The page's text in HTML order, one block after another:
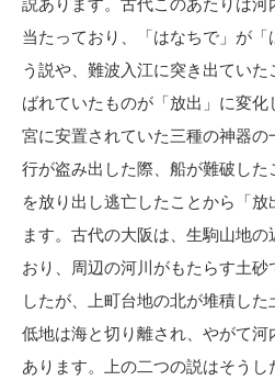
説あります。古代このあたりは河
当たっており、「はなちで」が
う説や、難波入江に突き出てい
ばれていたものが「放出」に変
宮に安置されていた三種の神器の
行が盗み出した際、船が難破した
を放り出し逃亡したことから「
ます。古代の大阪は、生駒山地
おり、周辺の河川がもたらす土砂
したが、上町台地の北が堆積し
低地は海と切り離され、やがて
あります。上の二つの説はそうし